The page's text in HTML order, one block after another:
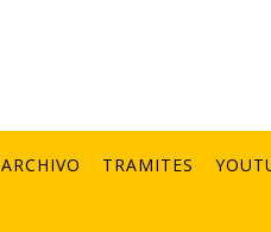
ARCHIVO TRAMITES